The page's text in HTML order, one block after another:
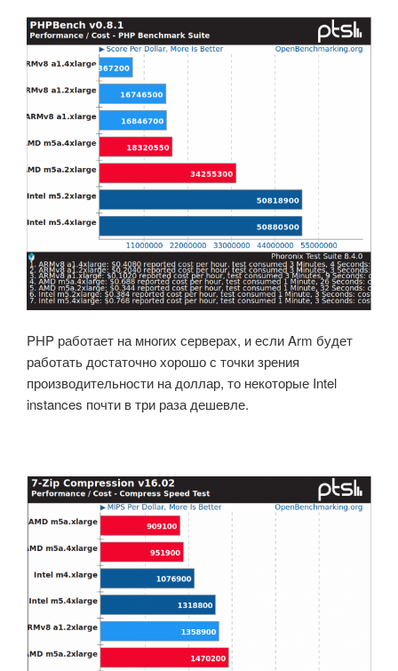
PHP работает на многих серверах, и если Arm будет
работать достаточно хорошо с точки зрения
производительности на доллар, то некоторые Intel
instances почти в три раза дешевле.